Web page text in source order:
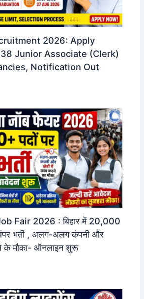
2026: Apply
Junior Associate (Clerk)
Notification Out
Fair 2026 : बिहार में 20,000
बंपर भर्ती , अलग-अलग कंपनी और
के मौका- ऑनलाइन शुरू